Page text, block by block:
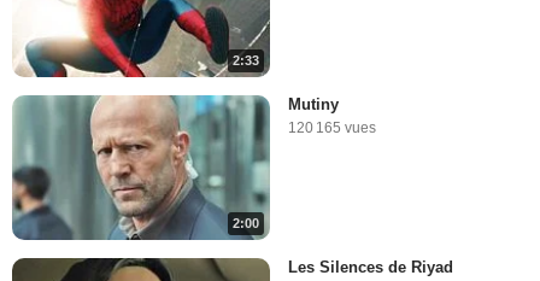
2:33
2:00
Mutiny
120 165 vues
Les Silences de Riyad